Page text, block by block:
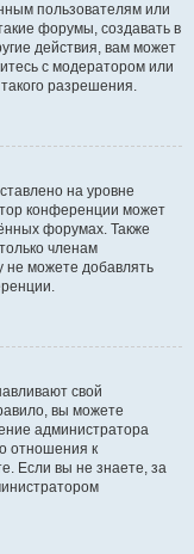
пользователям или
форумы, создавать в
действия, вам может
с модератором или
разрешения.
на уровне
конференции может
форумах. Также
членам
не можете добавлять
свой
вы можете
администратора
отношения к
Если вы не знаете, за